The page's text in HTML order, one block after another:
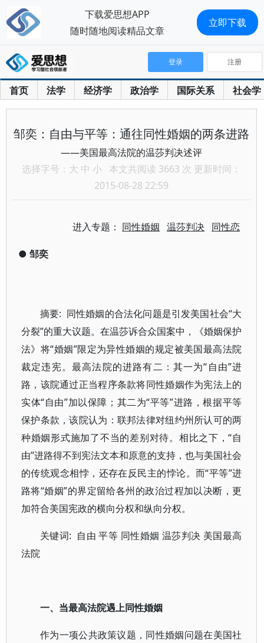
首页 法学 经济学 政治学 国际关系 社会学
登录 注册
邹奕：自由与平等：通往同性婚姻的两条进路
——美国最高法院的温莎判决述评
选择字号： 大 中 小 本文共阅读 3663 次 更新时间：
2015-08-28 22:59
进入专题： 同性婚姻 温莎判决 同性恋
● 邹奕
摘要: 同性婚姻的合法化问题是引发美国社会“大
分裂”的重大议题。在温莎诉合众国案中，《婚姻保护
法》将“婚姻”限定为异性婚姻的规定被美国最高法院
裁定违宪。最高法院的进路有二：其一为“自由”进
路，该院通过正当程序条款将同性婚姻作为宪法上的
实体“自由”加以保障；其二为“平等”进路，根据平等
保护条款，该院认为：联邦法律对纽约州所认可的两
种婚姻形式施加了不当的差别对待。相比之下，“自
由”进路得不到宪法文本和原意的支持，也与美国社会
的传统观念相悖，还存在反民主的悖论。而“平等”进
路将“婚姻”的界定留给各州的政治过程加以决断，更
加符合美国宪政的横向分权和纵向分权。
关键词: 自由 平等 同性婚姻 温莎判决 美国最高
法院
一、当最高法院遇上同性婚姻
作为一项公共政策议题，同性婚姻问题在美国社
下载爱思想APP
随时随地阅读精品文章
立即下载